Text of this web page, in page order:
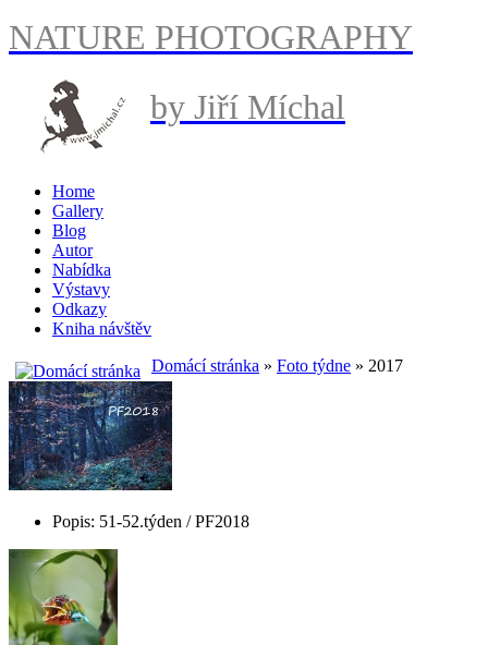
NATURE PHOTOGRAPHY
by Jiří Míchal
Home
Gallery
Blog
Autor
Nabídka
Výstavy
Odkazy
Kniha návštěv
Domácí stránka » Foto týdne » 2017
Popis: 51-52.týden / PF2018